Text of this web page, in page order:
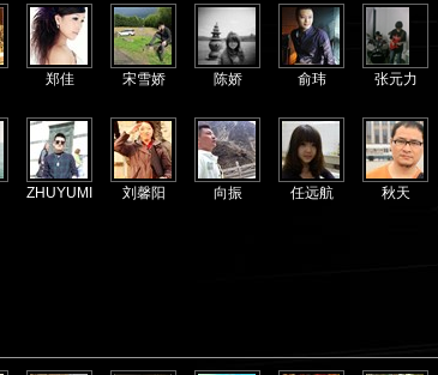
郑佳 宋雪娇 陈娇 俞玮 张元力
ZHUYUMIN 刘馨阳 向振 任远航 秋天